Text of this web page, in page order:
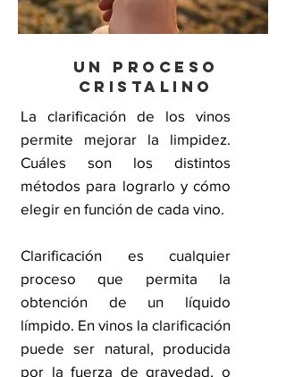
Un proceso
cristalino
La clarificación de los vinos
permite mejorar la limpidez.
Cuáles son los distintos
métodos para lograrlo y cómo
elegir en función de cada vino.
Clarificación es cualquier
proceso que permita la
obtención de un líquido
límpido. En vinos la clarificación
puede ser natural, producida
por la fuerza de gravedad, o